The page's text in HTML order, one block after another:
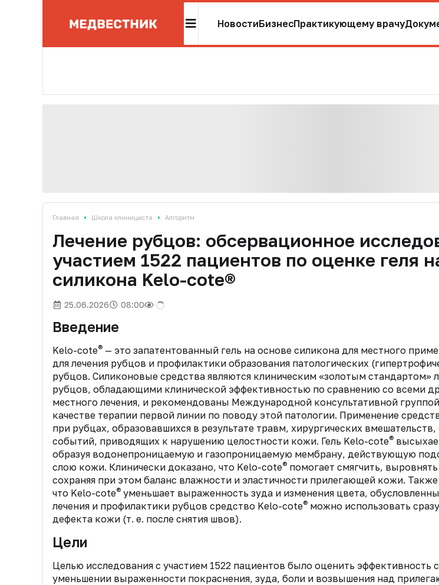
НовостиБизнесПрактикующему врачу
Главная • Школа клинициста • Алгоритм
Лечение рубцов: обсервационное
участием 1522 пациентов по оценке геля
силикона Kelo-cote®
25.06.2026 08:00
Введение
Kelo-cote® — это запатентованный гель на основе силикона для местного
для лечения рубцов и профилактики образования патологических
рубцов. Силиконовые средства являются клиническим «золотым стандартом»
рубцов, обладающими клинической эффективностью по сравнению со всеми
местного лечения, и рекомендованы Международной консультативной
качестве терапии первой линии по поводу этой патологии. Применение
при рубцах, образовавшихся в результате травм, хирургических
событий, приводящих к нарушению целостности кожи. Гель Kelo-cote®
образуя водонепроницаемую и газопроницаемую мембрану, действующую
слою кожи. Клинически доказано, что Kelo-cote® помогает смягчить,
сохраняя при этом баланс влажности и эластичности прилегающей кожи.
что Kelo-cote® уменьшает выраженность зуда и изменения цвета,
лечения и профилактики рубцов средство Kelo-cote® можно использовать
дефекта кожи (т. е. после снятия швов).
Цели
Целью исследования с участием 1522 пациентов было оценить эффективность
уменьшении выраженности покраснения, зуда, боли и возвышения над